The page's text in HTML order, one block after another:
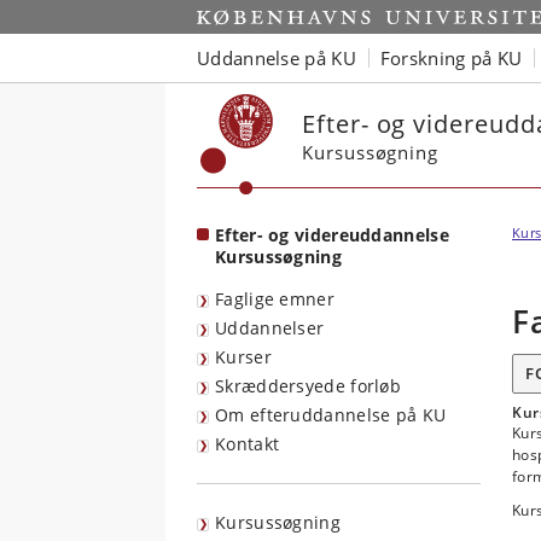
Start
Uddannelse på KU Forskning på KU
Efter- og
Kursussøgning
Efter- og videreuddannelse
Kursussøgning
Faglige emner
Uddannelser
Kurser
Skræddersyede forløb
Om efteruddannelse på KU
Kontakt
Kursussøgning